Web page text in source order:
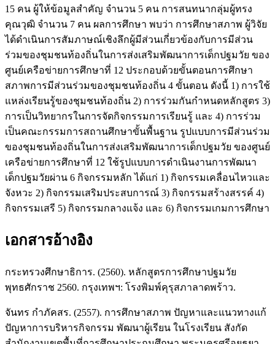
15 คน ผู้ให้ข้อมูลสำคัญ จำนวน 5 คน การสนทนากลุ่มผู้ทรง
คุณวุฒิ จำนวน 7 คน ผลการศึกษา พบว่า การศึกษาสภาพ ผู้วิจัย
ได้ดำเนินการสัมภาษณ์เชิงลึกผู้มีส่วนเกี่ยวข้องกับการมีส่วน
ร่วมของชุมชนท้องถิ่นในการส่งเสริมพัฒนาการเด็กปฐมวัย ของ
ศูนย์เครือข่ายการศึกษาที่ 12 ประกอบด้วยขั้นตอนการศึกษา
สภาพการมีส่วนร่วมของชุมชนท้องถิ่น 4 ขั้นตอน ดังนี้ 1) การใช้
แหล่งเรียนรู้ของชุมชนท้องถิ่น 2) การร่วมกันกำหนดหลักสูตร 3)
การเป็นวิทยากรในการจัดกิจกรรมการเรียนรู้ และ 4) การร่วม
เป็นคณะกรรมการสถานศึกษาขั้นพื้นฐาน รูปแบบการมีส่วนร่วม
ของชุมชนท้องถิ่นในการส่งเสริมพัฒนาการเด็กปฐมวัย ของศูนย์
เครือข่ายการศึกษาที่ 12 ใช้รูปแบบการดำเนินงานการพัฒนา
เด็กปฐมวัยผ่าน 6 กิจกรรมหลัก ได้แก่ 1) กิจกรรมเคลื่อนไหวและ
จังหวะ 2) กิจกรรมเสริมประสบการณ์ 3) กิจกรรมสร้างสรรค์ 4)
กิจกรรมเสรี 5) กิจกรรมกลางแจ้ง และ 6) กิจกรรมเกมการศึกษา
เอกสารอ้างอิง
กระทรวงศึกษาธิการ. (2560). หลักสูตรการศึกษาปฐมวัย
พุทธศักราช 2560. กรุงเทพฯ: โรงพิมพ์คุรุสภาลาดพร้าว.
จันทร กำภัคสร. (2557). การศึกษาสภาพ ปัญหาและแนวทางแก้
ปัญหาการบริหารกิจกรรม พัฒนาผู้เรียน ในโรงเรียน สังกัด